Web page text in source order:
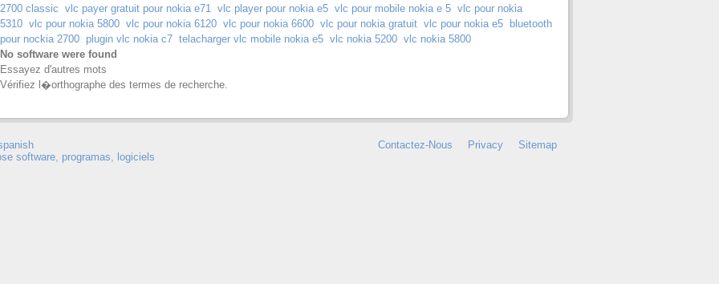
2700 classic vlc payer gratuit pour nokia e71 vlc player pour nokia e5 vlc pour mobile nokia e 5 vlc pour nokia
5310 vlc pour nokia 5800 vlc pour nokia 6120 vlc pour nokia 6600 vlc pour nokia gratuit vlc pour nokia e5
bluetooth
pour nockia 2700
plugin vlc nokia c7 telacharger vlc mobile nokia e5 vlc nokia 5200 vlc nokia 5800
No software were found
Essayez d'autres mots
Vérifiez l�orthographe des termes de recherche.
Contactez-Nous Privacy Sitemap
software, programas, logiciels